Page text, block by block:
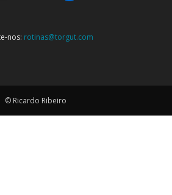
nos: rotinas@torgut.com
© Ricardo Ribeiro